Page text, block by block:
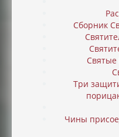
Сборник
Святые
Три
Чины